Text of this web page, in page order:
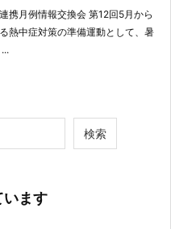
携月例情報交換会 第12回5月から
熱中症対策の準備運動として、暑
検索
います